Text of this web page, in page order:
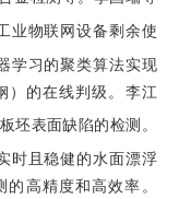
业物联网设备剩余使
学习的聚类算法实现
）的在线判级。李江
坯表面缺陷的检测。
时且稳健的水面漂浮
高精度和高效率。